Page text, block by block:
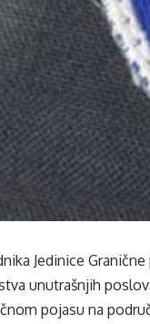
Jedinice
unutrašnjih
pojasu na